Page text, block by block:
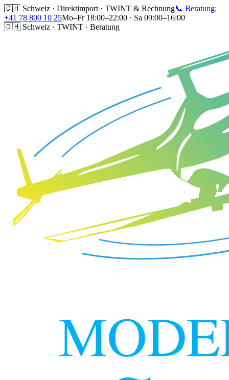
🇨🇭 Schweiz · Direktimport · TWINT & Rechnung📞 Beratung:
+41 78 800 10 25Mo–Fr 18:00–22:00 · Sa 09:00–16:00
🇨🇭 Schweiz · TWINT · Beratung